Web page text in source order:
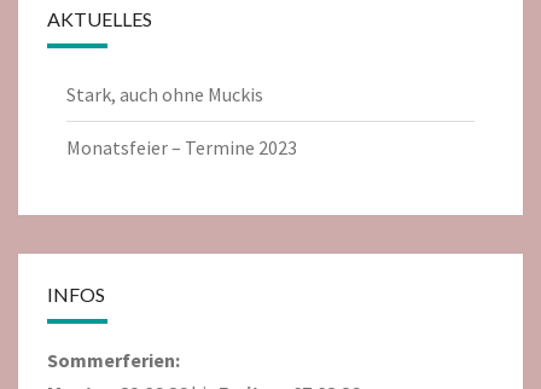
AKTUELLES
Stark, auch ohne Muckis
Monatsfeier – Termine 2023
INFOS
Sommerferien: